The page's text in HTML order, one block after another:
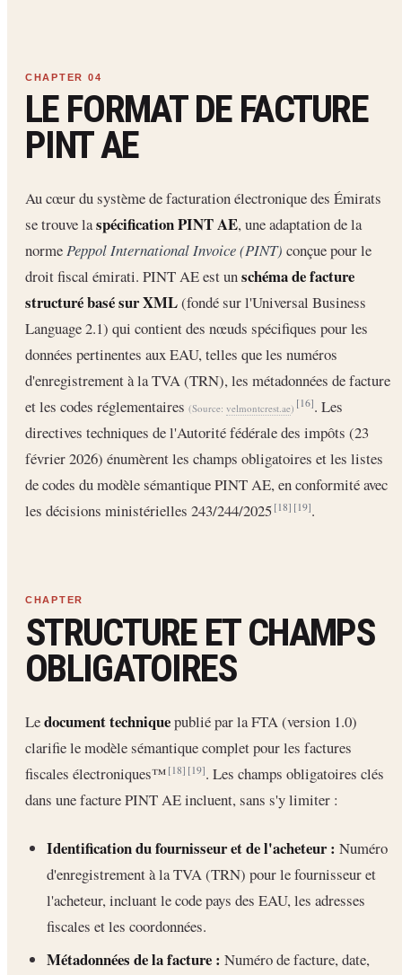
LE FORMAT DE FACTURE
PINT AE
Au cœur du système de facturation électronique des Émirats
se trouve laspécification PINT AE, une adaptation de la
normePeppol International Invoice (PINT) conçue pour le
droit fiscal émirati. PINT AE est unschéma de facture
structuré basé sur XML(fondé sur l'Universal Business
Language 2.1) qui contient des nœuds spécifiques pour les
données pertinentes aux EAU, telles que les numéros
d'enregistrement à la TVA (TRN), les métadonnées de facture
et les codes réglementaires (Source: velmontcrest.ae) [16]. Les
directives techniques de l'Autorité fédérale des impôts (23
février 2026) énumèrent les champs obligatoires et les listes
de codes du modèle sémantique PINT AE, en conformité avec
les décisions ministérielles 243/244/2025[18] [19].
STRUCTURE ET CHAMPS
OBLIGATOIRES
Ledocument techniquepublié par la FTA (version 1.0)
clarifie le modèle sémantique complet pour les factures
fiscales électroniques™[18] [19]. Les champs obligatoires clés
dans une facture PINT AE incluent, sans s'y limiter :
Identification du fournisseur et de l'acheteur : Numéro
d'enregistrement à la TVA (TRN) pour le fournisseur et
l'acheteur, incluant le code pays des EAU, les adresses
fiscales et les coordonnées.
Métadonnées de la facture : Numéro de facture, date,